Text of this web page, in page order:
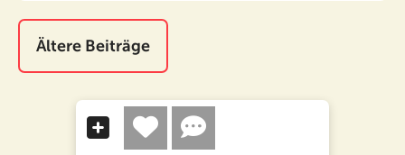
Ältere Beiträge